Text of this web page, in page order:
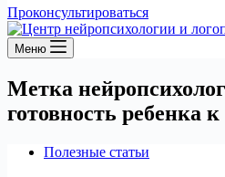
Проконсультироваться
Меню
Метка
готовность ребенка
Полезные статьи